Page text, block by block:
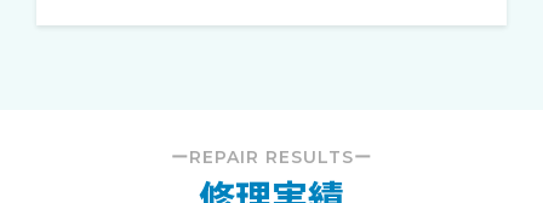
ーREPAIR RESULTSー